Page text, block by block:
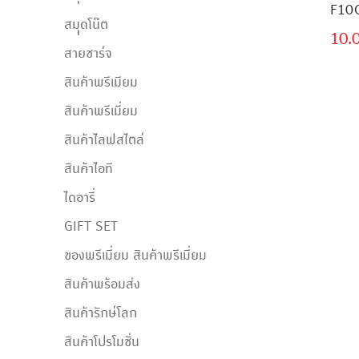
สมุุดโน๊ต
สายชาร์จ
สินค้าพรีเมียม
สินค้าพรีเมี่ยม
สินค้าไลฟสไตล์
สินค้าไอที
ไดอารี่
GIFT SET
ของพรีเมี่ยม สินค้าพรีเมี่ยม
สินค้าพร้อมส่ง
สินค้ารักษ์โลก
สินค้าโปรโมชั่น